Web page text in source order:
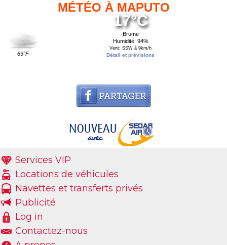
MÉTÉO À MAPUTO
63°F
17°C
Brume
Humidité: 94%
Vent: SSW à 9km/h
Détail et prévisions
Services VIP
Locations de véhicules
Navettes et transferts privés
Publicité
Log in
Contactez-nous